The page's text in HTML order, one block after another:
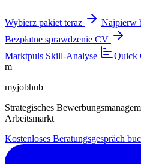
Wybierz pakiet teraz
Najpierw
Bezpłatne sprawdzenie CV
Marktpuls Skill-Analyse Quick
m
myjobhub
Strategisches
Arbeitsmarkt
Kostenloses Beratungsgespräch